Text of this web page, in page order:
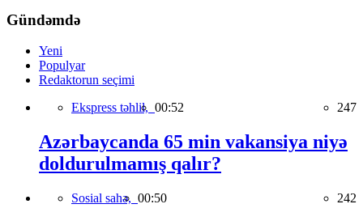
Gündəmdə
Yeni
Populyar
Redaktorun seçimi
Ekspress təhlil, 00:52 247
Azərbaycanda 65 min vakansiya niyə
doldurulmamış qalır?
Sosial sahə, 00:50 242